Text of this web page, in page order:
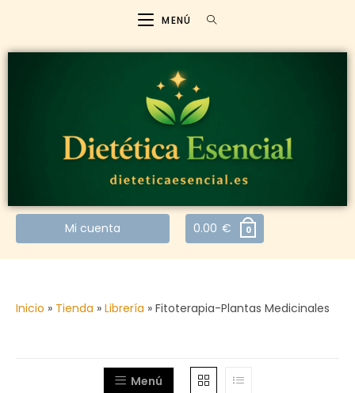
MENÚ
Mi cuenta 0.00 € 0
Inicio » Tienda » Librería » Fitoterapia-Plantas Medicinales
Menú